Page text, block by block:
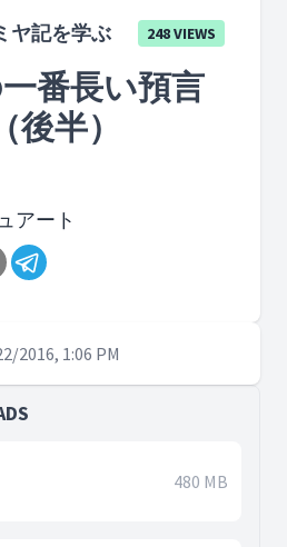
ヤ記を学ぶ 248 VIEWS
番長い預言
半）
アート
2016, 1:06 PM
480 MB